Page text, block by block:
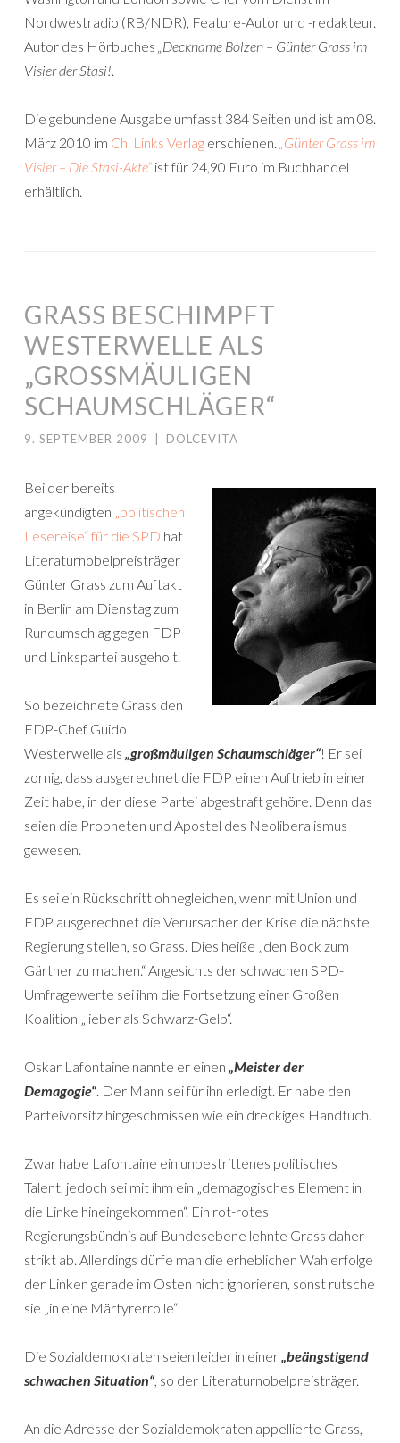
Nordwestradio (RB/NDR), Feature-Autor und -redakteur.
Autor des Hörbuches „Deckname Bolzen – Günter Grass im
Visier der Stasi!.
Die gebundene Ausgabe umfasst 384 Seiten und ist am 08.
März 2010 im Ch. Links Verlag erschienen. „Günter Grass im
Visier – Die Stasi-Akte“ ist für 24,90 Euro im Buchhandel
erhältlich.
GRASS BESCHIMPFT
WESTERWELLE ALS
„GROSSMÄULIGEN S
CHAUMSCHLÄGER“
9. SEPTEMBER 2009 DOLCEVITA
Bei der bereits
angekündigten „politischen
Lesereise“ für die SPD hat
Literaturnobelpreisträger
Günter Grass zum Auftakt
in Berlin am Dienstag zum
Rundumschlag gegen FDP
und Linkspartei ausgeholt.
So bezeichnete Grass den
FDP-Chef Guido
Westerwelle als „großmäuligen Schaumschläger“! Er sei
zornig, dass ausgerechnet die FDP einen Auftrieb in einer
Zeit habe, in der diese Partei abgestraft gehöre. Denn das
seien die Propheten und Apostel des Neoliberalismus
gewesen.
Es sei ein Rückschritt ohnegleichen, wenn mit Union und
FDP ausgerechnet die Verursacher der Krise die nächste
Regierung stellen, so Grass. Dies heiße „den Bock zum
Gärtner zu machen.“ Angesichts der schwachen SPD-
Umfragewerte sei ihm die Fortsetzung einer Großen
Koalition „lieber als Schwarz-Gelb“.
Oskar Lafontaine nannte er einen „Meister der
Demagogie“. Der Mann sei für ihn erledigt. Er habe den
Parteivorsitz hingeschmissen wie ein dreckiges Handtuch.
Zwar habe Lafontaine ein unbestrittenes politisches
Talent, jedoch sei mit ihm ein „demagogisches Element in
die Linke hineingekommen“. Ein rot-rotes
Regierungsbündnis auf Bundesebene lehnte Grass daher
strikt ab. Allerdings dürfe man die erheblichen Wahlerfolge
der Linken gerade im Osten nicht ignorieren, sonst rutsche
sie „in eine Märtyrerrolle“
Die Sozialdemokraten seien leider in einer„beängstigend
schwachen Situation“, so der Literaturnobelpreisträger.
An die Adresse der Sozialdemokraten appellierte Grass,